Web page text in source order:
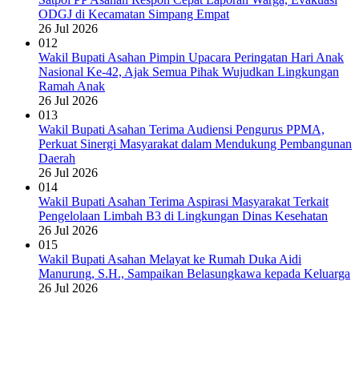
ODGJ di Kecamatan Simpang Empat
26 Jul 2026
012
Wakil Bupati Asahan Pimpin Upacara Peringatan Hari Anak
Nasional Ke-42, Ajak Semua Pihak Wujudkan Lingkungan
Ramah Anak
26 Jul 2026
013
Wakil Bupati Asahan Terima Audiensi Pengurus PPMA,
Perkuat Sinergi Masyarakat dalam Mendukung Pembangunan
Daerah
26 Jul 2026
014
Wakil Bupati Asahan Terima Aspirasi Masyarakat Terkait
Pengelolaan Limbah B3 di Lingkungan Dinas Kesehatan
26 Jul 2026
015
Wakil Bupati Asahan Melayat ke Rumah Duka Aidi
Manurung, S.H., Sampaikan Belasungkawa kepada Keluarga
26 Jul 2026